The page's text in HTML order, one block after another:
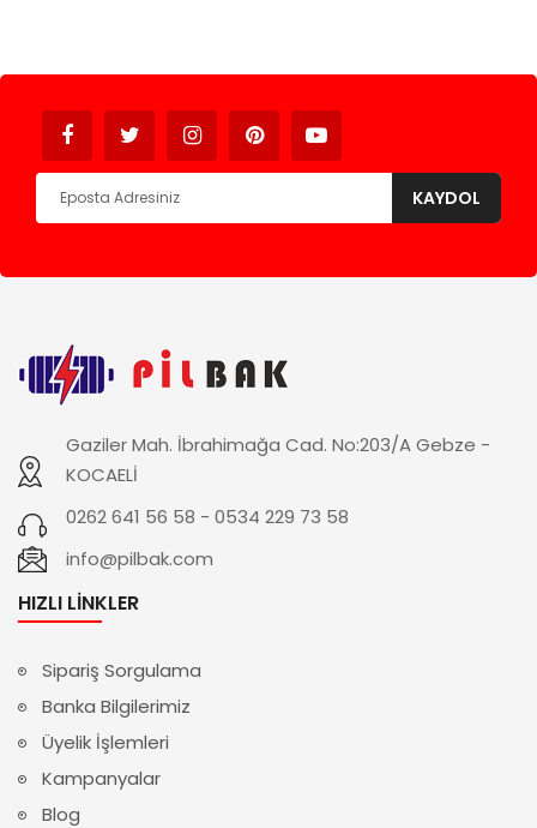
KAYDOL
Gaziler Mah. İbrahimağa Cad. No:203/A Gebze -
KOCAELİ
0262 641 56 58 - 0534 229 73 58
info@pilbak.com
HIZLI LINKLER
Sipariş Sorgulama
Banka Bilgilerimiz
Üyelik İşlemleri
Kampanyalar
Blog